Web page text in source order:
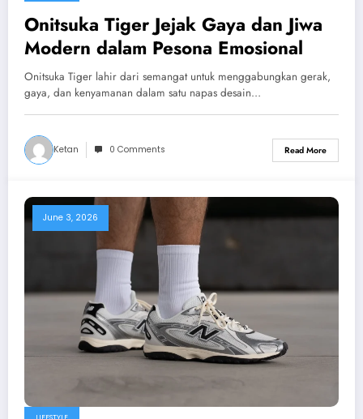
Onitsuka Tiger Jejak Gaya dan Jiwa
Modern dalam Pesona Emosional
Onitsuka Tiger lahir dari semangat untuk menggabungkan gerak,
gaya, dan kenyamanan dalam satu napas desain…
Ketan 0 Comments Read More
June 3, 2026